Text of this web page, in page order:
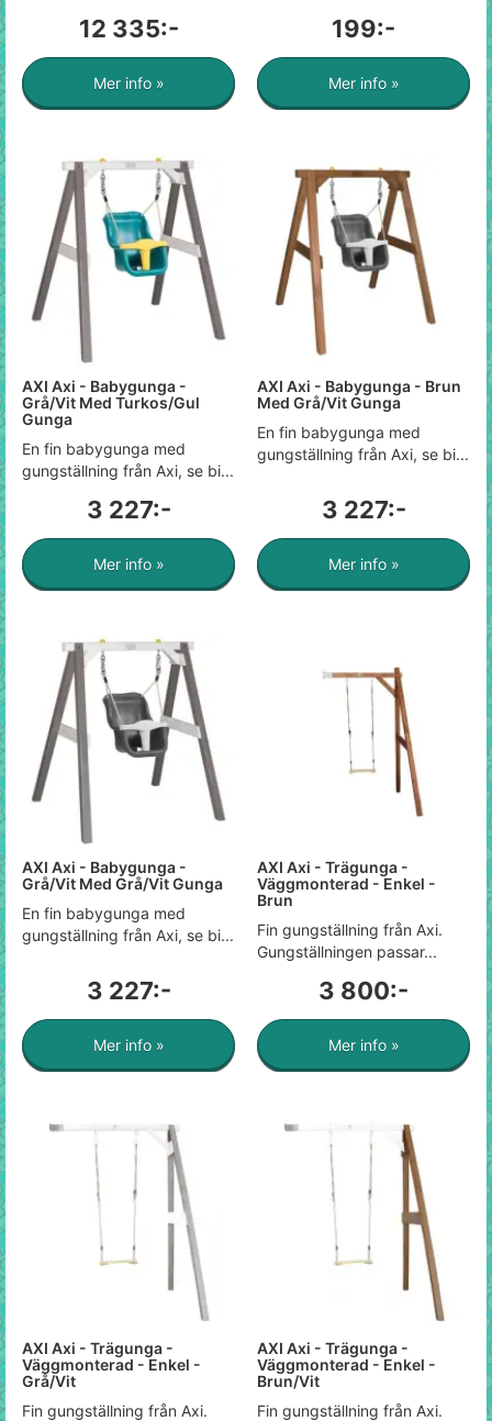
12 335:-
Mer info »
199:-
Mer info »
AXI Axi - Babygunga -
Grå/Vit Med Turkos/Gul
Gunga
En fin babygunga med
gungställning från Axi, se bi...
3 227:-
Mer info »
AXI Axi - Babygunga - Brun
Med Grå/Vit Gunga
En fin babygunga med
gungställning från Axi, se bi...
3 227:-
Mer info »
AXI Axi - Babygunga -
Grå/Vit Med Grå/Vit Gunga
En fin babygunga med
gungställning från Axi, se bi...
3 227:-
Mer info »
AXI Axi - Trägunga -
Väggmonterad - Enkel -
Brun
Fin gungställning från Axi.
Gungställningen passar...
3 800:-
Mer info »
AXI Axi - Trägunga -
Väggmonterad - Enkel -
Grå/Vit
Fin gungställning från Axi.
AXI Axi - Trägunga -
Väggmonterad - Enkel -
Brun/Vit
Fin gungställning från Axi.